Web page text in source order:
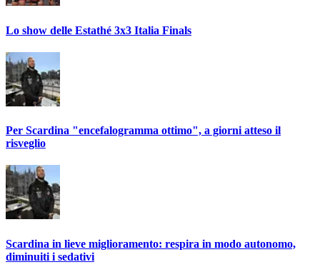
Lo show delle Estathé 3x3 Italia Finals
Per Scardina "encefalogramma ottimo", a giorni atteso il
risveglio
Scardina in lieve miglioramento: respira in modo autonomo,
diminuiti i sedativi